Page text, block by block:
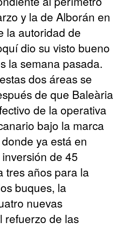
y la de Alborán en
la autoridad de
dio su visto bueno
la semana pasada.
dos áreas se
de que Baleària
de la operativa
bajo la marca
ya está en
de 45
tres años para la
buques, la
nuevas
refuerzo de las